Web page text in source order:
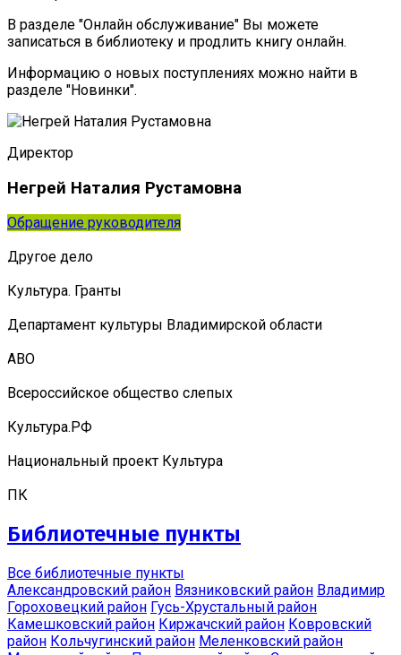
В разделе "Онлайн обслуживание" Вы можете
записаться в библиотеку и продлить книгу онлайн.
Информацию о новых поступлениях можно найти в
разделе "Новинки".
Директор
Негрей Наталия Рустамовна
Обращение руководителя
Другое дело
Культура. Гранты
Департамент культуры Владимирской области
АВО
Всероссийское общество слепых
Культура.РФ
Национальный проект Культура
ПК
Библиотечные пункты
Все библиотечные пункты
Александровский район Вязниковский район Владимир
Гороховецкий район Гусь-Хрустальный район
Камешковский район Киржачский район Ковровский
район Кольчугинский район Меленковский район